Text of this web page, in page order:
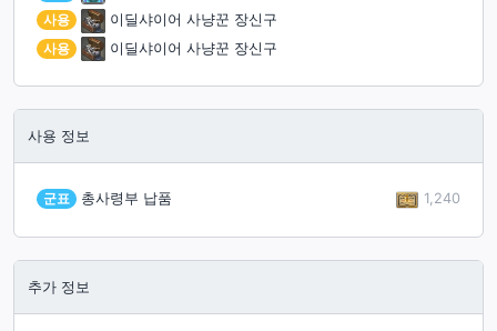
사용
이딜샤이어 사냥꾼 장신구
사용
이딜샤이어 사냥꾼 장신구
사용 정보
군표 총사령부 납품 1,240
추가 정보